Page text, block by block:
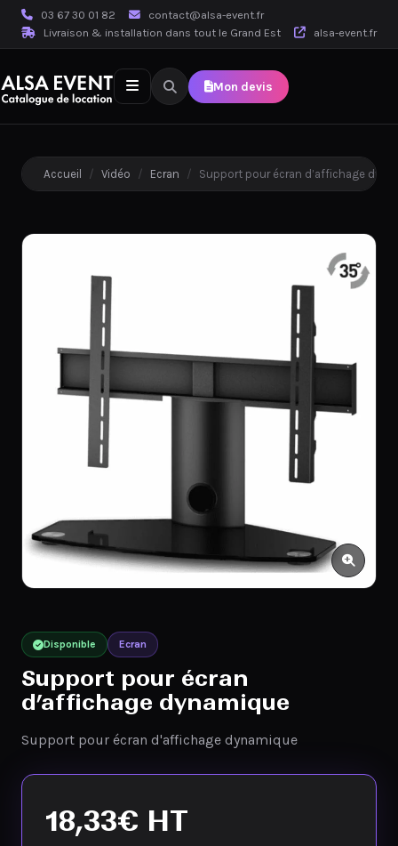
03 67 30 01 82
contact@alsa-event.fr
Livraison & installation dans tout le Grand Est
alsa-event.fr
Mon devis
Accueil / Vidéo / Ecran / Support pour écran d’affichage
Disponible Ecran
Support pour écran
d’affichage dynamique
Support pour écran d'affichage dynamique
18,33€ HT